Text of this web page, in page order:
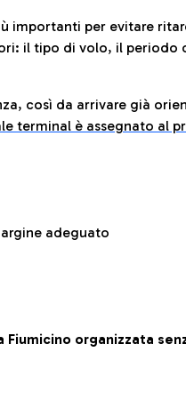
importanti per evitare
il tipo di volo, il periodo
così da arrivare già
terminal è assegnato al
adeguato
Fiumicino organizzata